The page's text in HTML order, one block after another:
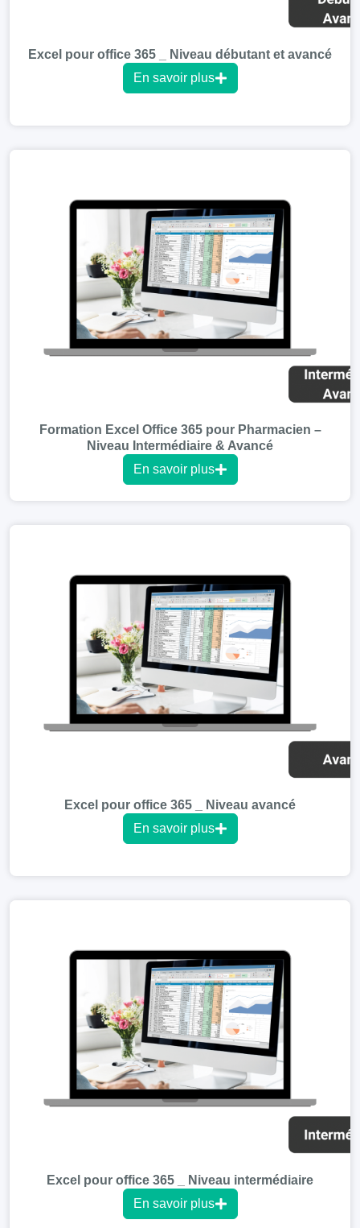
Excel pour office 365 _ Niveau débutant et avancé
En savoir plus
Formation Excel Office 365 pour Pharmacien –
Niveau Intermédiaire & Avancé
En savoir plus
Excel pour office 365 _ Niveau avancé
En savoir plus
Excel pour office 365 _ Niveau intermédiaire
En savoir plus